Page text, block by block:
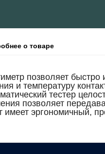
о товаре
позволяет быстро
и температуру
тестер
позволяет
имеет эргономичный,